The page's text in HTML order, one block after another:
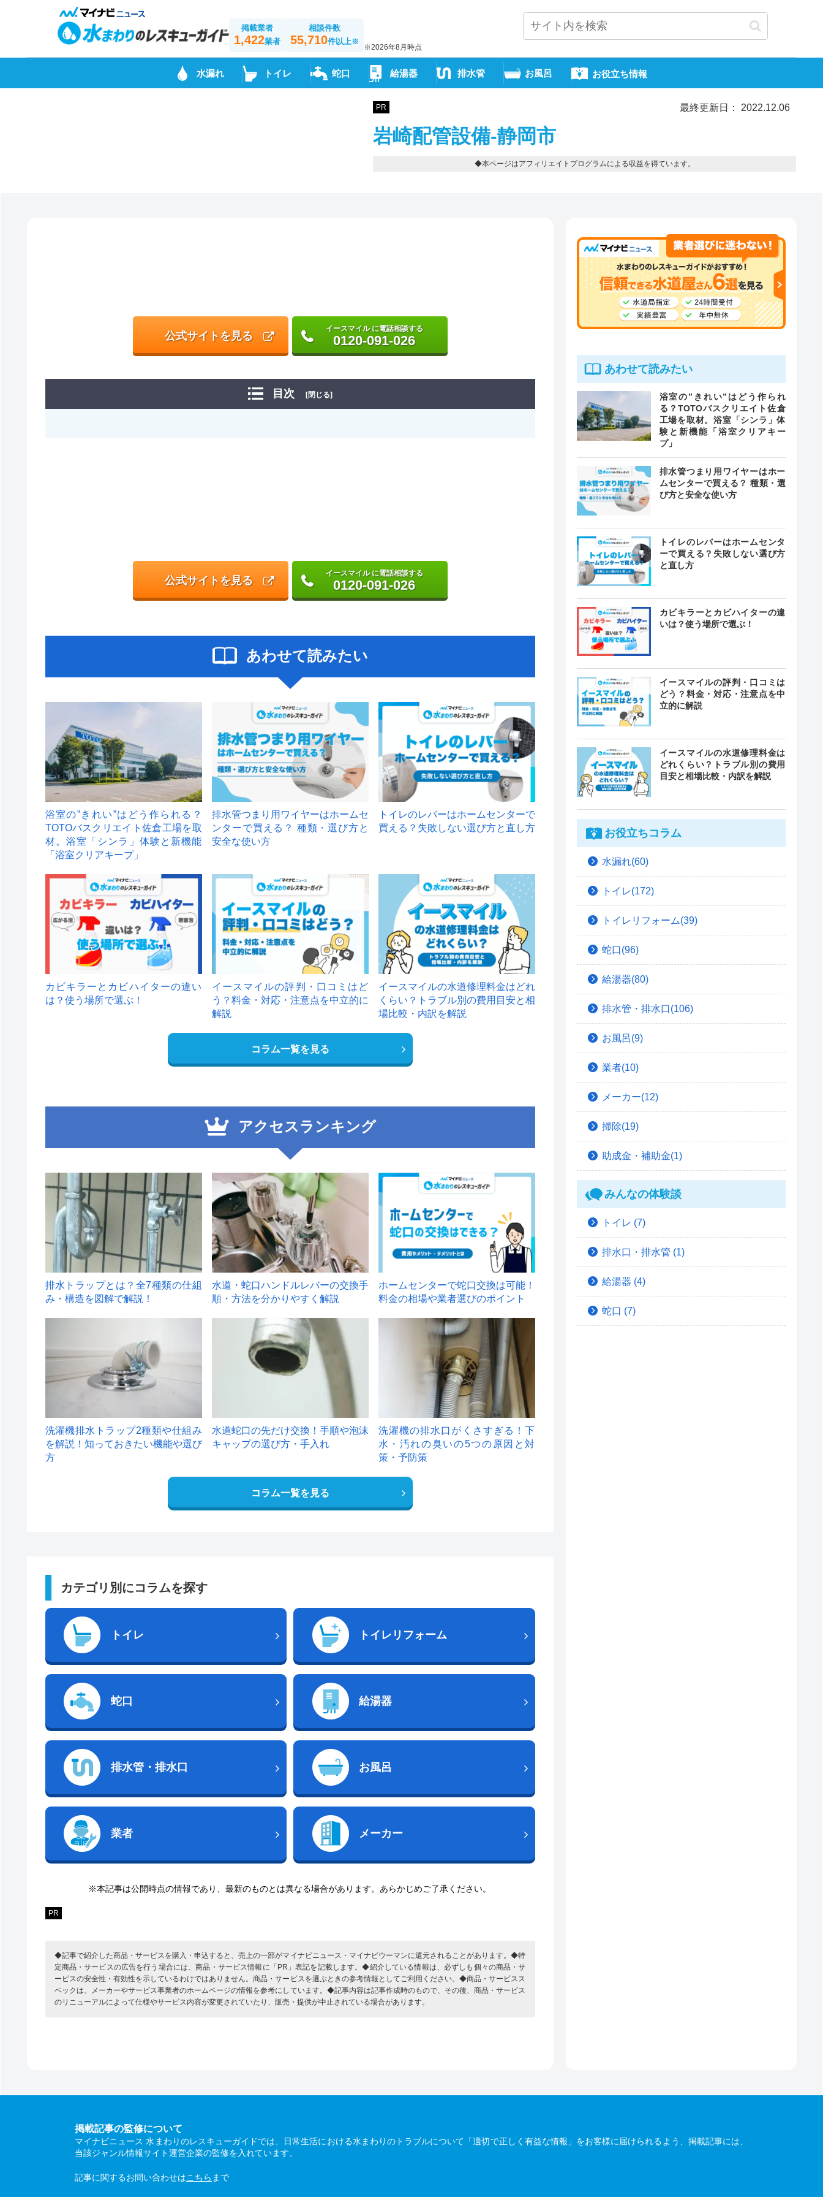
掲載業者
1,422業者
相談件数
55,710件以上※
※2026年8月時点
水漏れ トイレ 蛇口 給湯器 排水管 お風呂 お役立ち情報
PR 最終更新日： 2022.12.06
岩崎配管設備-静岡市
◆本ページはアフィリエイトプログラムによる収益を得ています。
公式サイトを見る
イースマイル に電話相談する
0120-091-026
目次 [閉じる]
公式サイトを見る
イースマイル に電話相談する
0120-091-026
あわせて読みたい
浴室の”きれい”はどう作られる？
TOTOバスクリエイト佐倉工場を取
材。浴室「シンラ」体験と新機能
「浴室クリアキープ」
排水管つまり用ワイヤーはホームセ
ンターで買える？ 種類・選び方と
安全な使い方
トイレのレバーはホームセンターで
買える？失敗しない選び方と直し方
カビキラーとカビハイターの違い
は？使う場所で選ぶ！
イースマイルの評判・口コミはど
う？料金・対応・注意点を中立的に
解説
イースマイルの水道修理料金はどれ
くらい？トラブル別の費用目安と相
場比較・内訳を解説
コラム一覧を見る
アクセスランキング
1
排水トラップとは？全7種類の仕組
み・構造を図解で解説！
2
水道・蛇口ハンドルレバーの交換手
順・方法を分かりやすく解説
ホームセンターで蛇口交換は可能！
料金の相場や業者選びのポイント
洗濯機排水トラップ2種類や仕組み
を解説！知っておきたい機能や選び
方
水道蛇口の先だけ交換！手順や泡沫
キャップの選び方・手入れ
洗濯機の排水口がくさすぎる！下
水・汚れの臭いの5つの原因と対
策・予防策
コラム一覧を見る
カテゴリ別にコラムを探す
トイレ トイレリフォーム
蛇口 給湯器
排水管・排水口 お風呂
業者 メーカー
※本記事は公開時点の情報であり、最新のものとは異なる場合があります。あらかじめご了承ください。
PR
◆記事で紹介した商品・サービスを購入・申込すると、売上の一部がマイナビニュース・マイナビウーマンに還元されることがあります。◆特
定商品・サービスの広告を行う場合には、商品・サービス情報に「PR」表記を記載します。◆紹介している情報は、必ずしも個々の商品・サ
ービスの安全性・有効性を示しているわけではありません。商品・サービスを選ぶときの参考情報としてご利用ください。◆商品・サービスス
ペックは、メーカーやサービス事業者のホームページの情報を参考にしています。◆記事内容は記事作成時のもので、その後、商品・サービス
のリニューアルによって仕様やサービス内容が変更されていたり、販売・提供が中止されている場合があります。
あわせて読みたい
浴室の”きれい”はどう作られ
る？TOTOバスクリエイト佐倉
工場を取材。浴室「シンラ」体
験と新機能「浴室クリアキー
プ」
排水管つまり用ワイヤーはホー
ムセンターで買える？ 種類・選
び方と安全な使い方
トイレのレバーはホームセンタ
ーで買える？失敗しない選び方
と直し方
カビキラーとカビハイターの違
いは？使う場所で選ぶ！
イースマイルの評判・口コミは
どう？料金・対応・注意点を中
立的に解説
イースマイルの水道修理料金は
どれくらい？トラブル別の費用
目安と相場比較・内訳を解説
お役立ちコラム
水漏れ(60)
トイレ(172)
トイレリフォーム(39)
蛇口(96)
給湯器(80)
排水管・排水口(106)
お風呂(9)
業者(10)
メーカー(12)
掃除(19)
助成金・補助金(1)
みんなの体験談
トイレ (7)
排水口・排水管 (1)
給湯器 (4)
蛇口 (7)
掲載記事の監修について
マイナビニュース 水まわりのレスキューガイドでは、日常生活における水まわりのトラブルについて「適切で正しく有益な情報」をお客様に届けられるよう、掲載記事には、
当該ジャンル情報サイト運営企業の監修を入れています。
記事に関するお問い合わせはこちら まで